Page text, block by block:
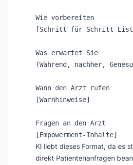
Wie vorbereiten
[Schritt-für-Schritt-
Was erwartet Sie
(Während, nachher,
Wann den Arzt rufen
[Warnhinweise]
Fragen an den Arzt
KI liebt dieses Format, da es
direkt Patientenanfragen